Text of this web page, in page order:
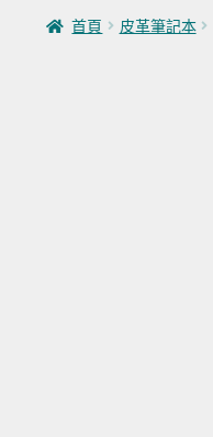
首頁 皮革筆記本